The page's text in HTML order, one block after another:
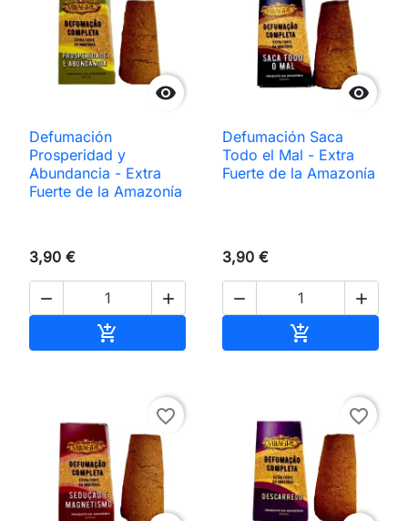

Defumación
Prosperidad y
Abundancia - Extra
Fuerte de la Amazonía
3,90 €
 


Defumación Saca
Todo el Mal - Extra
Fuerte de la Amazonía
3,90 €
 

favorite_border favorite_border